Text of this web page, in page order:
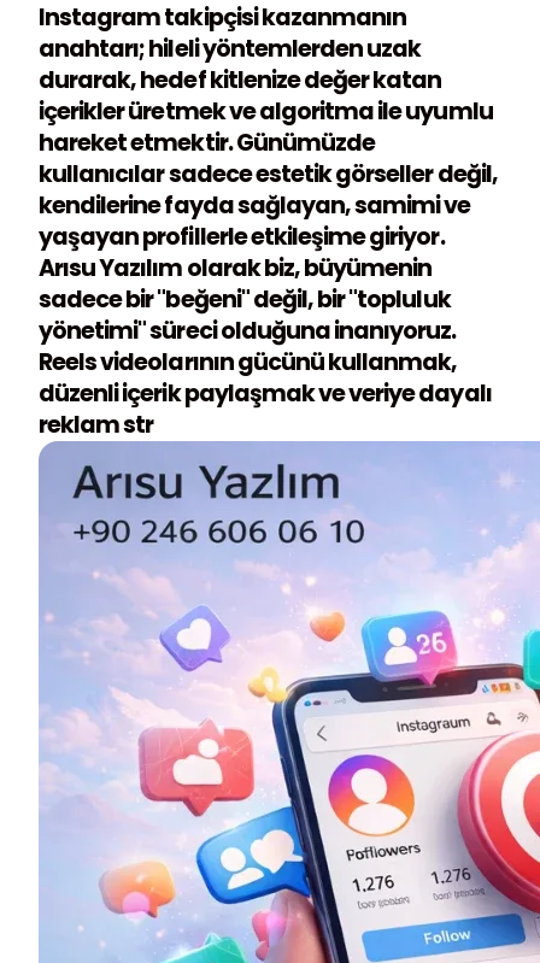
Instagram takipçisi kazanmanın
anahtarı; hileli yöntemlerden uzak
durarak, hedef kitlenize değer katan
içerikler üretmek ve algoritma ile uyumlu
hareket etmektir. Günümüzde
kullanıcılar sadece estetik görseller değil,
kendilerine fayda sağlayan, samimi ve
yaşayan profillerle etkileşime giriyor.
Arısu Yazılım olarak biz, büyümenin
sadece bir "beğeni" değil, bir "topluluk
yönetimi" süreci olduğuna inanıyoruz.
Reels videolarının gücünü kullanmak,
düzenli içerik paylaşmak ve veriye dayalı
reklam str